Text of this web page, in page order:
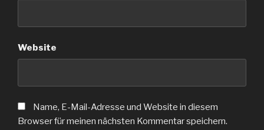
Website
Name, E-Mail-Adresse und Website in diesem
Browser für meinen nächsten Kommentar speichern.